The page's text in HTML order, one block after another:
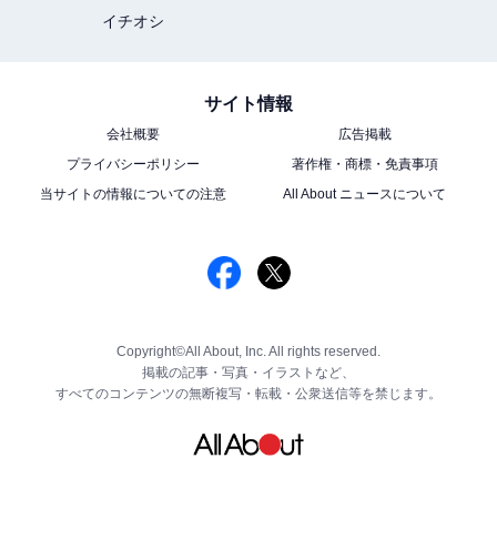
イチオシ
サイト情報
会社概要
広告掲載
プライバシーポリシー
著作権・商標・免責事項
当サイトの情報についての注意
All About ニュースについて
Copyright©All About, Inc. All rights reserved.
掲載の記事・写真・イラストなど、
すべてのコンテンツの無断複写・転載・公衆送信等を禁じます。